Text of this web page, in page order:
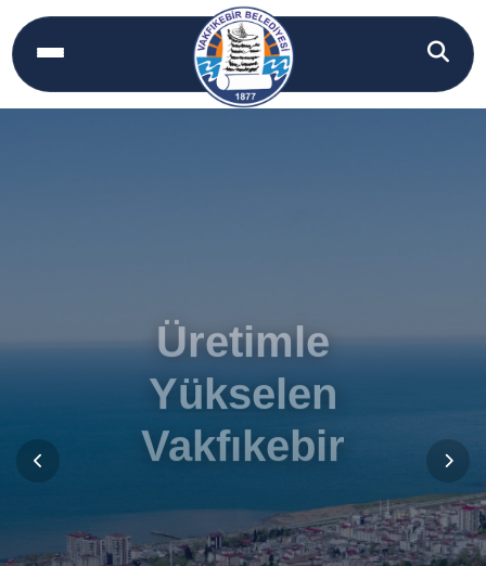
Üretimle
Yükselen
Vakfıkebir